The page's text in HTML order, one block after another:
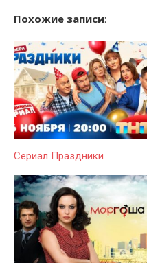
Похожие записи:
Сериал Праздники